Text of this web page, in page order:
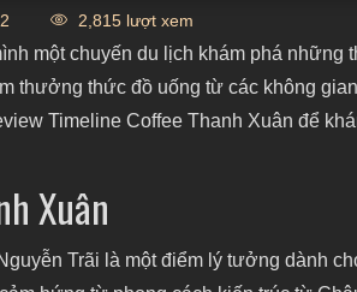
thất
điển Bắc Âu.
cổ đại huyền bí.
cách tân.
Hải ngoài trời.
2,815 lượt xem
một chuyến du lịch khám phá những
thưởng thức đồ uống từ các không
Timeline Coffee Thanh Xuân để
Xuân
Trãi là một điểm lý tưởng dành